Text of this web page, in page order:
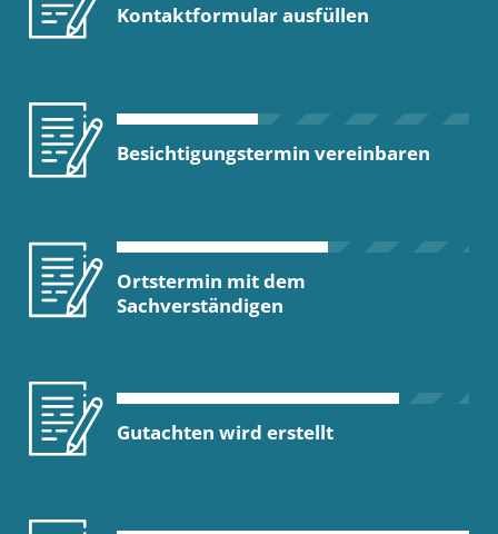
Kontaktformular ausfüllen
Besichtigungstermin vereinbaren
Ortstermin mit dem
Sachverständigen
Gutachten wird erstellt